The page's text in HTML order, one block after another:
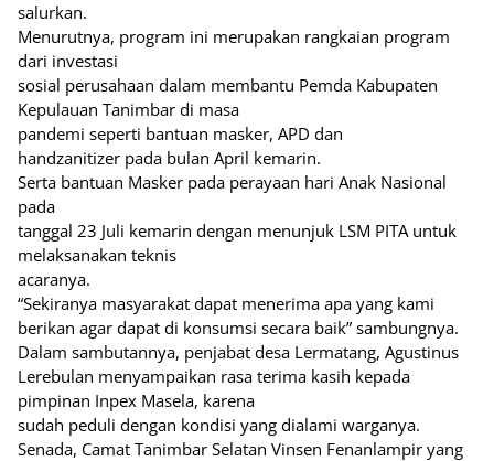
salurkan.
Menurutnya, program ini merupakan rangkaian program
dari investasi
sosial perusahaan dalam membantu Pemda Kabupaten
Kepulauan Tanimbar di masa
pandemi seperti bantuan masker, APD dan
handzanitizer pada bulan April kemarin.
Serta bantuan Masker pada perayaan hari Anak Nasional
pada
tanggal 23 Juli kemarin dengan menunjuk LSM PITA untuk
melaksanakan teknis
acaranya.
“Sekiranya masyarakat dapat menerima apa yang kami
berikan agar dapat di konsumsi secara baik” sambungnya.
Dalam sambutannya, penjabat desa Lermatang, Agustinus
Lerebulan menyampaikan rasa terima kasih kepada
pimpinan Inpex Masela, karena
sudah peduli dengan kondisi yang dialami warganya.
Senada, Camat Tanimbar Selatan Vinsen Fenanlampir yang